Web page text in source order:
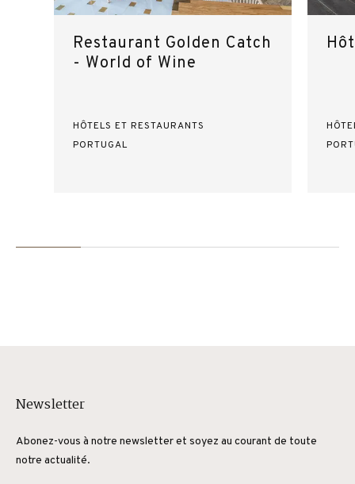
Restaurant Golden Catch
- World of Wine
HÔTELS ET RESTAURANTS
PORTUGAL
Newsletter
Abonez-vous à notre newsletter et soyez au courant de toute
notre actualité.